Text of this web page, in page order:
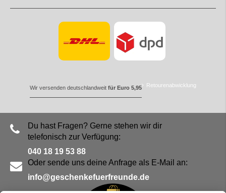
Wir versenden deutschlandweit für Euro 5,95 Retourenabwicklung
Du hast Fragen? Gerne stehen wir dir
telefonisch zur Verfügung:
040 18 19 53 88
Oder sende uns deine Anfrage als E-Mail an:
info@geschenkefuerfreunde.de